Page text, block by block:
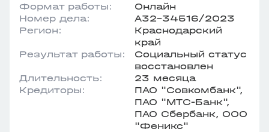
Формат работы:
Онлайн
Номер дела:
А32-34516/2023
Регион:
Краснодарский
край
Результат работы:
Социальный статус
восстановлен
Длительность:
23 месяца
Кредиторы:
ПАО "Совкомбанк",
ПАО "МТС-Банк",
ПАО Сбербанк, ООО
"Феникс"